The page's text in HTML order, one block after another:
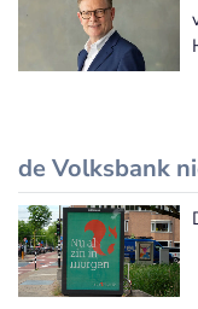
de Volksbank